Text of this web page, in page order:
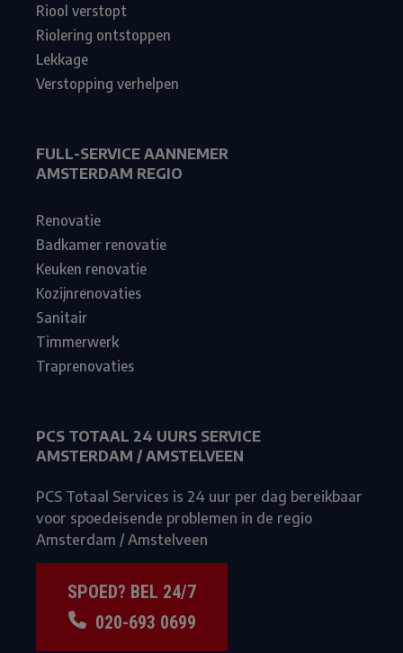
Riool verstopt
Riolering ontstoppen
Lekkage
Verstopping verhelpen
FULL-SERVICE AANNEMER
AMSTERDAM REGIO
Renovatie
Badkamer renovatie
Keuken renovatie
Kozijnrenovaties
Sanitair
Timmerwerk
Traprenovaties
PCS TOTAAL 24 UURS SERVICE
AMSTERDAM / AMSTELVEEN
PCS Totaal Services is 24 uur per dag bereikbaar
voor spoedeisende problemen in de regio
Amsterdam / Amstelveen
SPOED? BEL 24/7
020-693 0699